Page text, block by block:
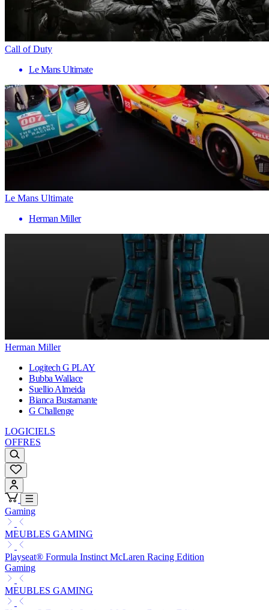
Call of Duty
Le Mans Ultimate
Le Mans Ultimate
Herman Miller
Herman Miller
Logitech G PLAY
Bubba Wallace
Suellio Almeida
Bianca Bustamante
G Challenge
LOGICIELS
OFFRES
Gaming
MEUBLES GAMING
Playseat® Formula Instinct McLaren Racing Edition
Gaming
MEUBLES GAMING